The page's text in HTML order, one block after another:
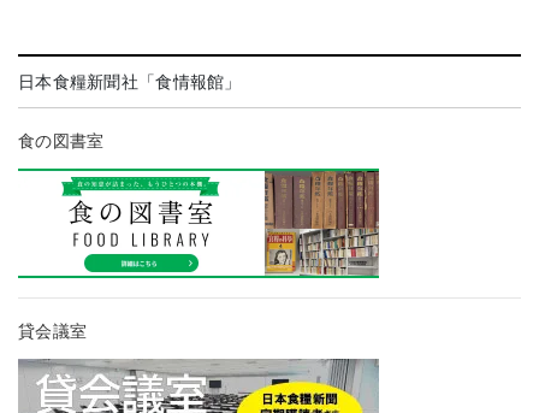
日本食糧新聞社「食情報館」
食の図書室
貸会議室